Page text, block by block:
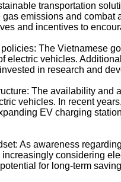
transportation
emissions and
and incentives to
The Vietnamese
electric vehicles.
in research and
The availability and
vehicles. In recent
EV charging
As awareness
considering
for long-term